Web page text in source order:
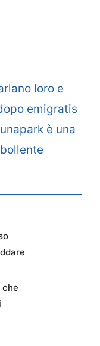
loro e
emigratis
è una
che